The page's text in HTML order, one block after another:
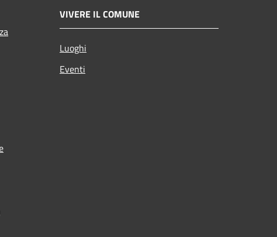
VIVERE IL COMUNE
Luoghi
Eventi